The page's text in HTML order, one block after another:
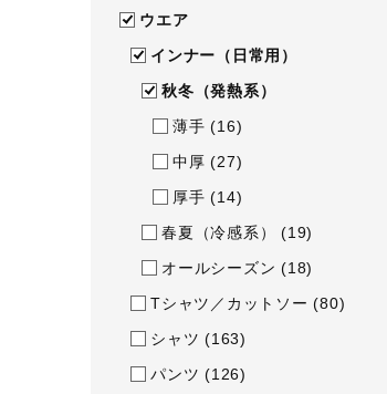
寝具／ミズノスリープ
アウトドア／レイン
健康／エクササイズ
ジュニア／キッズ
ウエア
インナー（日常用）
秋冬（発熱系）
薄手 (16)
中厚 (27)
厚手 (14)
春夏（冷感系）
(19)
オールシーズン (18)
Tシャツ／カットソー (80)
シャツ (163)
パンツ (126)